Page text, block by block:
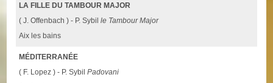
LA FILLE DU TAMBOUR MAJOR
( J. Offenbach ) - P. Sybille Tambour Major
Aix les bains
MÉDITERRANÉE
( F. Lopez ) - P. SybilPadovani